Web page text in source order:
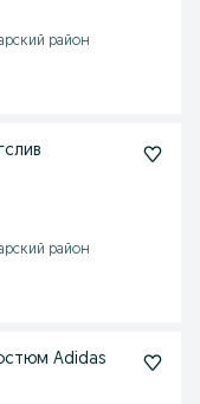
район
район
Adidas